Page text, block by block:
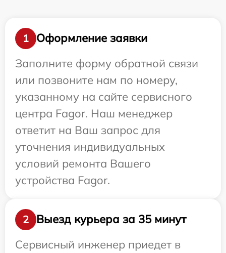
1
Оформление заявки
Заполните форму обратной связи
или позвоните нам по номеру,
указанному на сайте сервисного
центра Fagor. Наш менеджер
ответит на Ваш запрос для
уточнения индивидуальных
условий ремонта Вашего
устройства Fagor.
2
Выезд курьера за 35 минут
Сервисный инженер приедет в